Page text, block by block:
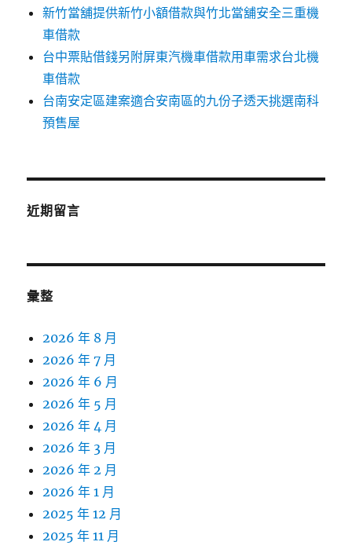
新竹當舖提供新竹小額借款與竹北當舖安全三重機
車借款
台中票貼借錢另附屏東汽機車借款用車需求台北機
車借款
台南安定區建案適合安南區的九份子透天挑選南科
預售屋
近期留言
彙整
2026 年 8 月
2026 年 7 月
2026 年 6 月
2026 年 5 月
2026 年 4 月
2026 年 3 月
2026 年 2 月
2026 年 1 月
2025 年 12 月
2025 年 11 月